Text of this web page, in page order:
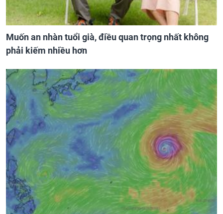
Muốn an nhàn tuổi già, điều quan trọng nhất không
phải kiếm nhiều hơn